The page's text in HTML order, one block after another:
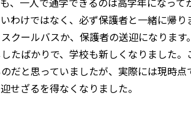
わけではなく、必ず保護者と一緒に帰り
クールバスか、保護者の送迎になります。
たばかりで、学校も新しくなりました
だと思っていましたが、実際には現時
せざるを得なくなりました。